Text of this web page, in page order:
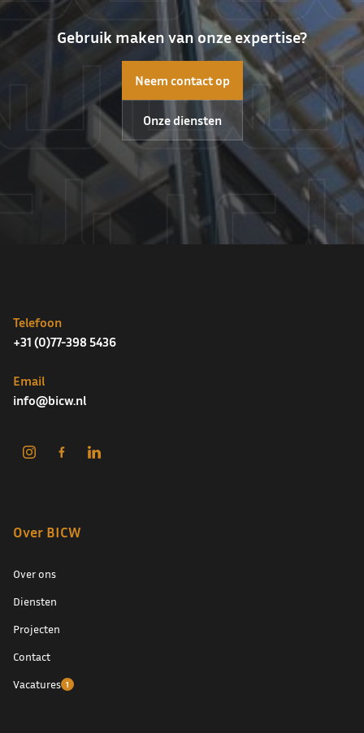
Gebruik maken van onze expertise?
Neem contact op
Onze diensten
Telefoon
+31 (0)77-398 5436
Email
info@bicw.nl
Over BICW
Over ons
Diensten
Projecten
Contact
Vacatures 1